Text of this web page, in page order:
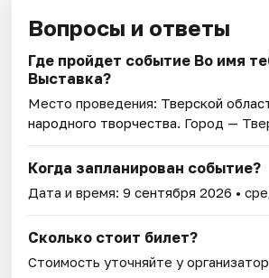
Вопросы и ответы
Где пройдет событие Во имя
Выставка?
Место проведения: Тверской
народного творчества. Город —
Когда запланирован событие?
Дата и время:9 сентября 2026 •
Сколько стоит билет?
Стоимость уточняйте у